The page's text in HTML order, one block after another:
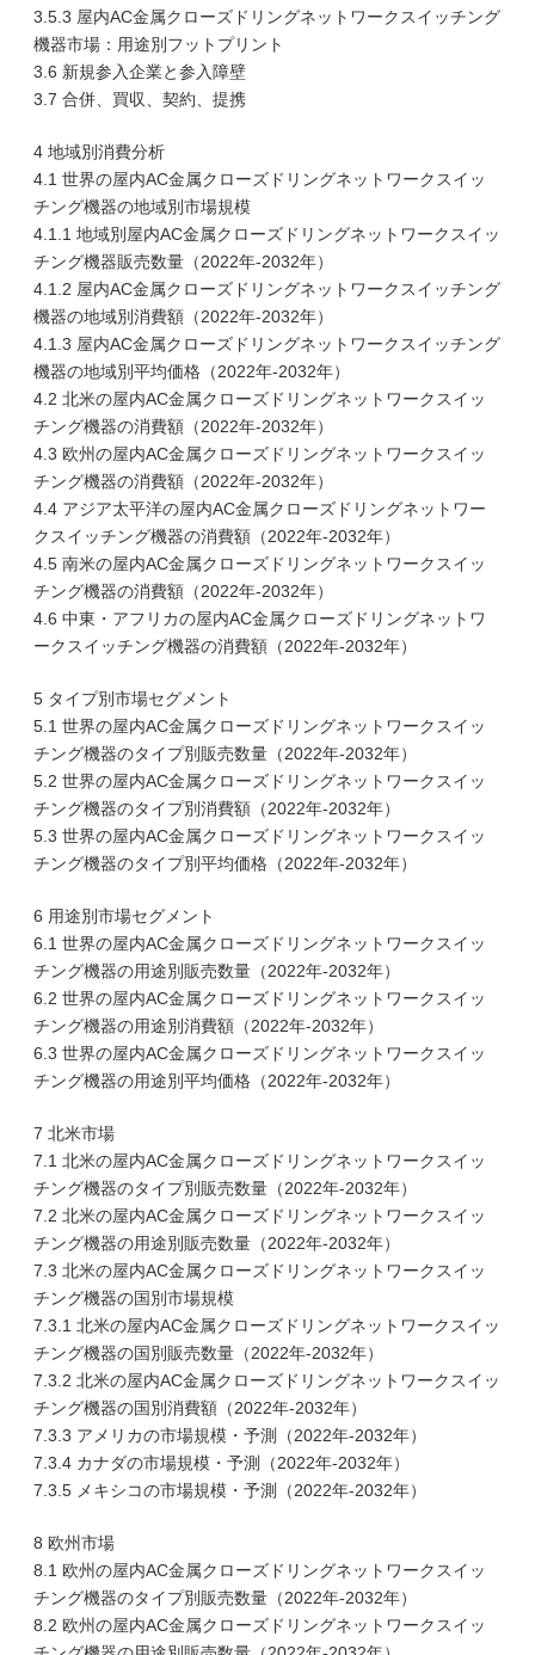
3.5.3 屋内AC金属クローズドリングネットワークスイッチング
機器市場：用途別フットプリント
3.6 新規参入企業と参入障壁
3.7 合併、買収、契約、提携
4 地域別消費分析
4.1 世界の屋内AC金属クローズドリングネットワークスイッ
チング機器の地域別市場規模
4.1.1 地域別屋内AC金属クローズドリングネットワークスイッ
チング機器販売数量（2022年-2032年）
4.1.2 屋内AC金属クローズドリングネットワークスイッチング
機器の地域別消費額（2022年-2032年）
4.1.3 屋内AC金属クローズドリングネットワークスイッチング
機器の地域別平均価格（2022年-2032年）
4.2 北米の屋内AC金属クローズドリングネットワークスイッ
チング機器の消費額（2022年-2032年）
4.3 欧州の屋内AC金属クローズドリングネットワークスイッ
チング機器の消費額（2022年-2032年）
4.4 アジア太平洋の屋内AC金属クローズドリングネットワー
クスイッチング機器の消費額（2022年-2032年）
4.5 南米の屋内AC金属クローズドリングネットワークスイッ
チング機器の消費額（2022年-2032年）
4.6 中東・アフリカの屋内AC金属クローズドリングネットワ
ークスイッチング機器の消費額（2022年-2032年）
5 タイプ別市場セグメント
5.1 世界の屋内AC金属クローズドリングネットワークスイッ
チング機器のタイプ別販売数量（2022年-2032年）
5.2 世界の屋内AC金属クローズドリングネットワークスイッ
チング機器のタイプ別消費額（2022年-2032年）
5.3 世界の屋内AC金属クローズドリングネットワークスイッ
チング機器のタイプ別平均価格（2022年-2032年）
6 用途別市場セグメント
6.1 世界の屋内AC金属クローズドリングネットワークスイッ
チング機器の用途別販売数量（2022年-2032年）
6.2 世界の屋内AC金属クローズドリングネットワークスイッ
チング機器の用途別消費額（2022年-2032年）
6.3 世界の屋内AC金属クローズドリングネットワークスイッ
チング機器の用途別平均価格（2022年-2032年）
7 北米市場
7.1 北米の屋内AC金属クローズドリングネットワークスイッ
チング機器のタイプ別販売数量（2022年-2032年）
7.2 北米の屋内AC金属クローズドリングネットワークスイッ
チング機器の用途別販売数量（2022年-2032年）
7.3 北米の屋内AC金属クローズドリングネットワークスイッ
チング機器の国別市場規模
7.3.1 北米の屋内AC金属クローズドリングネットワークスイッ
チング機器の国別販売数量（2022年-2032年）
7.3.2 北米の屋内AC金属クローズドリングネットワークスイッ
チング機器の国別消費額（2022年-2032年）
7.3.3 アメリカの市場規模・予測（2022年-2032年）
7.3.4 カナダの市場規模・予測（2022年-2032年）
7.3.5 メキシコの市場規模・予測（2022年-2032年）
8 欧州市場
8.1 欧州の屋内AC金属クローズドリングネットワークスイッ
チング機器のタイプ別販売数量（2022年-2032年）
8.2 欧州の屋内AC金属クローズドリングネットワークスイッ